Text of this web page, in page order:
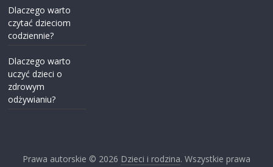
Dlaczego warto
czytać dzieciom
codziennie?
Dlaczego warto
uczyć dzieci o
zdrowym
odżywianiu?
Prawa autorskie © 2026 Dzieci i rodzina. Wszystkie prawa